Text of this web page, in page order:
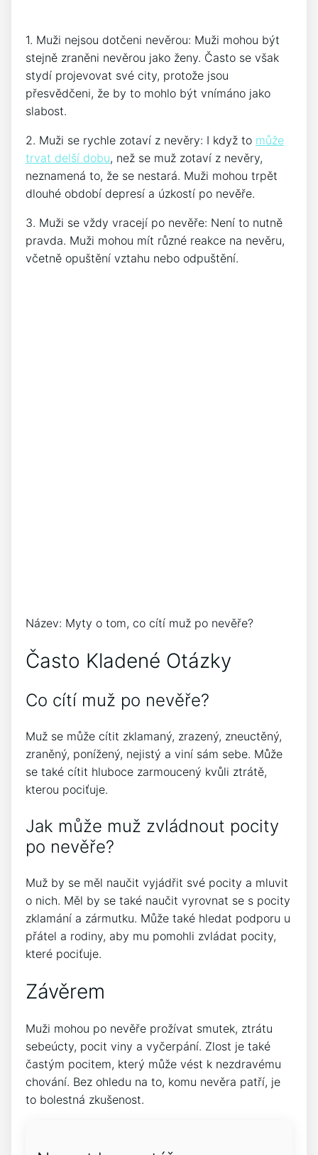
1. Muži nejsou dotčeni nevěrou: Muži mohou být
stejně zraněni nevěrou jako ženy. Často se však
stydí projevovat své city, protože jsou
přesvědčeni, že by to mohlo být vnímáno jako
slabost.
2. Muži se rychle zotaví z nevěry: I když to může
trvat delší dobu, než se muž zotaví z nevěry,
neznamená to, že se nestará. Muži mohou trpět
dlouhé období depresí a úzkostí po nevěře.
3. Muži se vždy vracejí po nevěře: Není to nutně
pravda. Muži mohou mít různé reakce na nevěru,
včetně opuštění vztahu nebo odpuštění.
Název: Myty o tom, co cítí muž po nevěře?
Často Kladené Otázky
Co cítí muž po nevěře?
Muž se může cítit zklamaný, zrazený, zneuctěný,
zraněný, ponížený, nejistý a viní sám sebe. Může
se také cítit hluboce zarmoucený kvůli ztrátě,
kterou pociťuje.
Jak může muž zvládnout pocity
po nevěře?
Muž by se měl naučit vyjádřit své pocity a mluvit
o nich. Měl by se také naučit vyrovnat se s pocity
zklamání a zármutku. Může také hledat podporu u
přátel a rodiny, aby mu pomohli zvládat pocity,
které pociťuje.
Závěrem
Muži mohou po nevěře prožívat smutek, ztrátu
sebeúcty, pocit viny a vyčerpání. Zlost je také
častým pocitem, který může vést k nezdravému
chování. Bez ohledu na to, komu nevěra patří, je
to bolestná zkušenost.